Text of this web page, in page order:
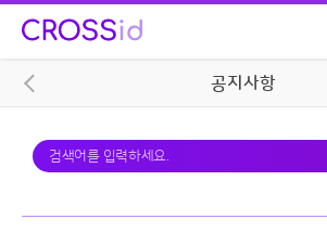
공지사항